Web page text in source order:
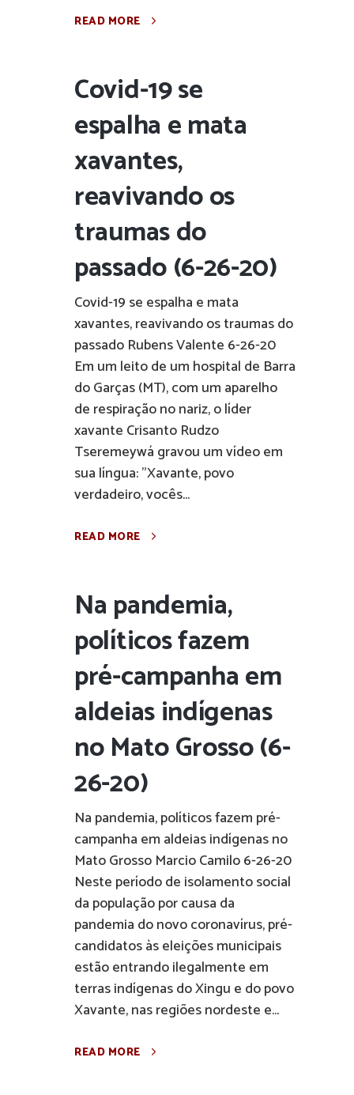
READ MORE
Covid-19 se
espalha e mata
xavantes,
reavivando os
traumas do
passado (6-26-20)
Covid-19 se espalha e mata
xavantes, reavivando os traumas do
passado Rubens Valente 6-26-20
Em um leito de um hospital de Barra
do Garças (MT), com um aparelho
de respiração no nariz, o líder
xavante Crisanto Rudzo
Tseremeywá gravou um vídeo em
sua língua: "Xavante, povo
verdadeiro, vocês...
READ MORE
Na pandemia,
políticos fazem
pré-campanha em
aldeias indígenas
no Mato Grosso (6-
26-20)
Na pandemia, políticos fazem pré-
campanha em aldeias indígenas no
Mato Grosso Marcio Camilo 6-26-20
Neste período de isolamento social
da população por causa da
pandemia do novo coronavírus, pré-
candidatos às eleições municipais
estão entrando ilegalmente em
terras indígenas do Xingu e do povo
Xavante, nas regiões nordeste e...
READ MORE